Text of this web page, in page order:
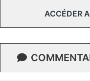
ACCÉDER